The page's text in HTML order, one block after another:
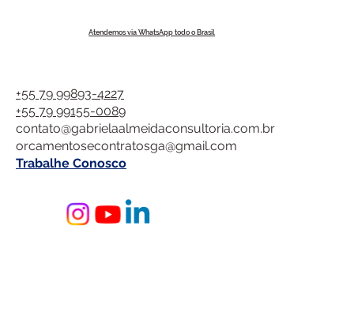
Atendemos via WhatsApp todo o Brasil
+55 79 99893-4227
+55 79 99155-0089
contato@gabrielaalmeidaconsultoria.com.br
orcamentosecontratosga@gmail.com
Trabalhe Conosco